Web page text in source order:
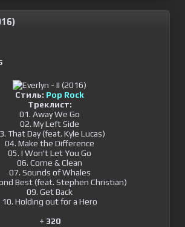
Стиль: Pop Rock
Треклист:
01. Away We Go
02. My Left Side
That Day (feat. Kyle Lucas)
04. Make the Difference
05. I Won't Let You Go
06. Come & Clean
07. Sounds of Whales
Best (feat. Stephen Christian)
09. Get Back
10. Holding out for a Hero
+ 320